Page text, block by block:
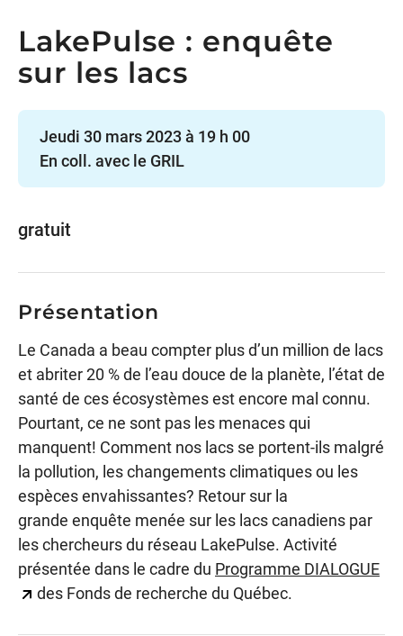
LakePulse : enquête
sur les lacs
Jeudi 30 mars 2023 à 19 h 00
En coll. avec le GRIL
gratuit
Présentation
Le Canada a beau compter plus d’un million de lacs
et abriter 20 % de l’eau douce de la planète, l’état de
santé de ces écosystèmes est encore mal connu.
Pourtant, ce ne sont pas les menaces qui
manquent! Comment nos lacs se portent-ils malgré
la pollution, les changements climatiques ou les
espèces envahissantes? Retour sur la
grande enquête menée sur les lacs canadiens par
les chercheurs du réseau LakePulse. Activité
présentée dans le cadre du Programme DIALOGUE
des Fonds de recherche du Québec.